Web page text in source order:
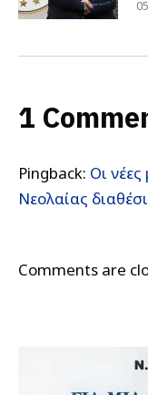
1
Pingback: Οι
Νεολαίας
Comments are